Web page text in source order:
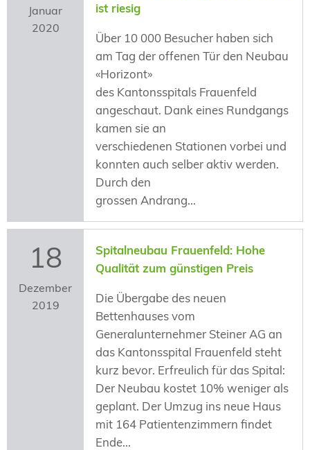
Januar
2020
ist riesig
Über 10 000 Besucher haben sich
am Tag der offenen Tür den Neubau
«Horizont»
des Kantonsspitals Frauenfeld
angeschaut. Dank eines Rundgangs
kamen sie an
verschiedenen Stationen vorbei und
konnten auch selber aktiv werden.
Durch den
grossen Andrang...
18
Dezember
2019
Spitalneubau Frauenfeld: Hohe
Qualität zum günstigen Preis
Die Übergabe des neuen
Bettenhauses vom
Generalunternehmer Steiner AG an
das Kantonsspital Frauenfeld steht
kurz bevor. Erfreulich für das Spital:
Der Neubau kostet 10% weniger als
geplant. Der Umzug ins neue Haus
mit 164 Patientenzimmern findet
Ende...